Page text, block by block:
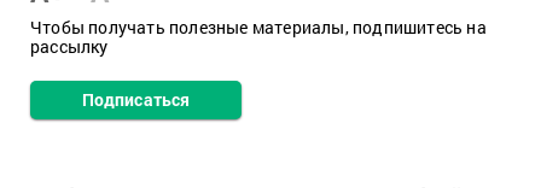
Чтобы получать полезные материалы, подпишитесь на
рассылку
Подписаться